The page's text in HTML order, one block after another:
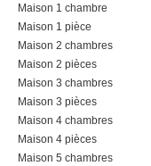
Maison 1 chambre
Maison 1 pièce
Maison 2 chambres
Maison 2 pièces
Maison 3 chambres
Maison 3 pièces
Maison 4 chambres
Maison 4 pièces
Maison 5 chambres